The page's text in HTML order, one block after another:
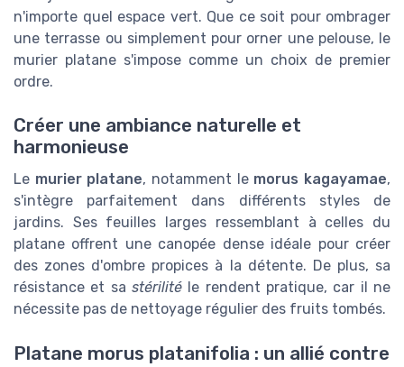
n'importe quel espace vert. Que ce soit pour ombrager
une terrasse ou simplement pour orner une pelouse, le
murier platane s'impose comme un choix de premier
ordre.
Créer une ambiance naturelle et
harmonieuse
Le murier platane, notamment le morus kagayamae,
s'intègre parfaitement dans différents styles de
jardins. Ses feuilles larges ressemblant à celles du
platane offrent une canopée dense idéale pour créer
des zones d'ombre propices à la détente. De plus, sa
résistance et sa stérilité le rendent pratique, car il ne
nécessite pas de nettoyage régulier des fruits tombés.
Platane morus platanifolia : un allié contre